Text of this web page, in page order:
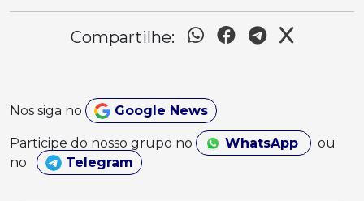
Compartilhe:
Nos siga no Google News
Participe do nosso grupo no WhatsApp
ou
no
Telegram